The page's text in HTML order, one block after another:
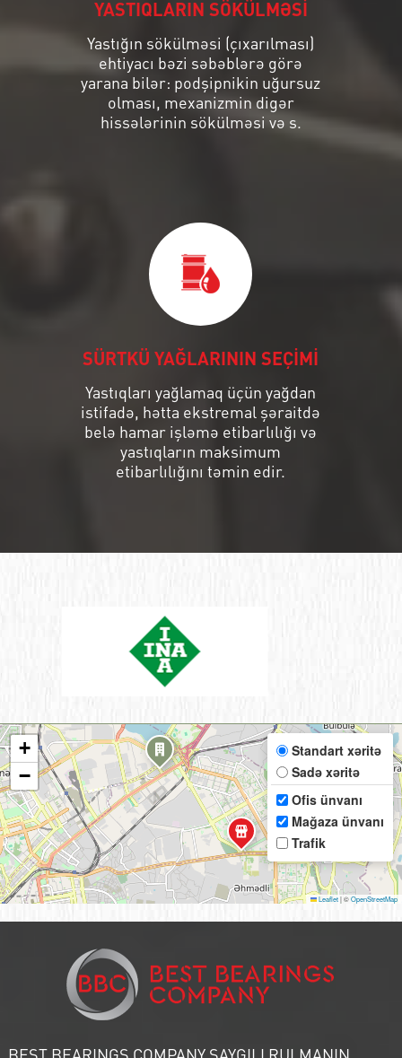
YASTIQLARIN SÖKÜLMƏSİ
Yastığın sökülməsi (çıxarılması)
ehtiyacı bəzi səbəblərə görə
yarana bilər: podşipnikin uğursuz
olması, mexanizmin digər
hissələrinin sökülməsi və s.
SÜRTKÜ YAĞLARININ SEÇİMİ
Yastıqları yağlamaq üçün yağdan
istifadə, hətta ekstremal şəraitdə
belə hamar işləmə etibarlılığı və
yastıqların maksimum
etibarlılığını təmin edir.
+
−
Standart xəritə
Sadə xəritə
Ofis ünvanı
Mağaza ünvanı
Trafik
Leaflet|©OpenStreetMap